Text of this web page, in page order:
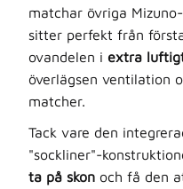
matchar övriga
sitter perfekt från
ovandelen i extra
överlägsen ventilation
matcher.
Tack vare den
"sockliner"-
ta på skon och få den